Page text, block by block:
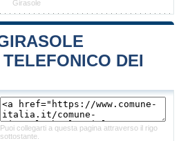
Girasole
DEI
Puoi collegarti a questa pagina attraverso il rigo
sottostante.